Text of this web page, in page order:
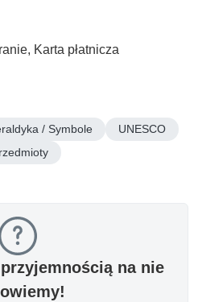
Karta płatnicza
/ Symbole
UNESCO
na nie